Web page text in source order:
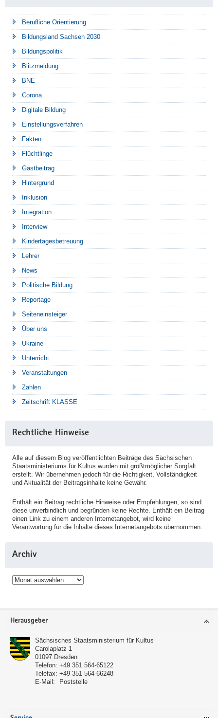
Berufliche Orientierung
Bildungsland Sachsen 2030
Bildungspolitik
Blitzmeldung
BNE
Corona
Digitale Bildung
Einstellungsverfahren
Fakten
Flüchtlinge
Gastbeitrag
Hintergrund
Inklusion
Integration
Interview
Kindertagesbetreuung
Lehrer
News
Politische Bildung
Reportage
Seiteneinsteiger
Über uns
Ukraine
Unterricht
Veranstaltungen
Zahlen
Zeitschrift KLASSE
Rechtliche Hinweise
Alle auf diesem Blog veröffentlichten Beiträge des Sächsischen
Staatsministeriums für Kultus wurden mit größtmöglicher Sorgfalt
erstellt. Wir übernehmen jedoch für die Richtigkeit, Vollständigkeit
und Aktualität der Beitragsinhalte keine Gewähr.
Enthält ein Beitrag rechtliche Hinweise oder Empfehlungen, so sind
diese unverbindlich und begründen keine Rechte. Enthält ein Beitrag
einen Link zu einem anderen Internetangebot, wird keine
Verantwortung für die Inhalte dieses Internetangebots übernommen.
Archiv
Archiv
Service
Herausgeber
Sächsisches Staatsministerium für Kultus
Carolaplatz 1
01097 Dresden
Telefon: +49 351 564-65122
Telefax: +49 351 564-66248
E-Mail:
Poststelle